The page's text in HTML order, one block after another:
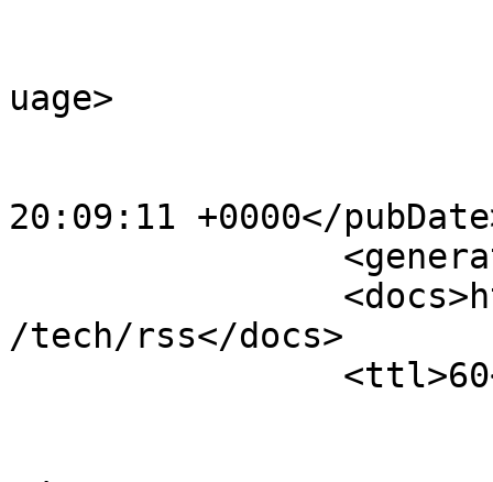
uage>
20:09:11 +0000</
/tech/rss</docs>